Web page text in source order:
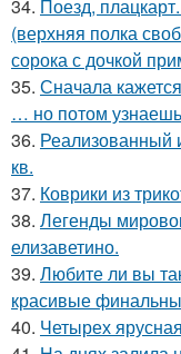
34. Поезд,
(верхняя полка
сорока с дочкой
35. Сначала
… но потом
36. Реализованный
кв.
37. Коврики из
38. Легенды
елизаветино.
39. Любите ли вы
красивые
40. Четырех